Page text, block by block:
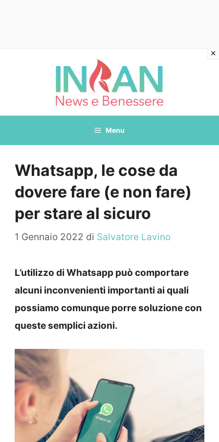
Menu
Whatsapp, le cose da
dovere fare (e non fare)
per stare al sicuro
1 Gennaio 2022 di Salvatore Lavino
L’utilizzo di Whatsapp può comportare
alcuni inconvenienti importanti ai quali
possiamo comunque porre soluzione con
queste semplici azioni.